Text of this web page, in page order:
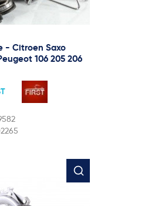
- Citroen Saxo
106 205 206